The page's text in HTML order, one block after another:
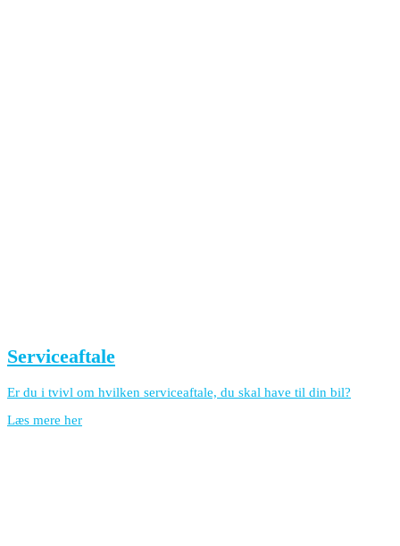
Serviceaftale
Er du i tvivl om hvilken serviceaftale, du skal have til din bil?
Læs mere her